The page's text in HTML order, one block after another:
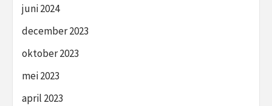
juni 2024
december 2023
oktober 2023
mei 2023
april 2023